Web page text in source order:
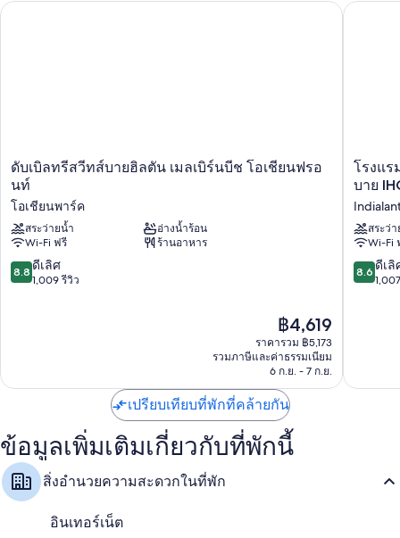
ผู้เข้าพักต่างชื่นชอบทำเลใกล้ชายหาด สระว่ายน้ำ และพนักงานที่ให้
ความช่วยเหลือที่ดี
สิ่งอำนวยความสะดวกในห้องพัก
ห้องพักทั้งหมด 206 ห้องมีบริการที่สะดวกสบาย เช่น เครื่องนอนระดับ
พรีเมียม และตัวเลือกหมอนชนิดต่างๆ รวมถึงสิทธิพิเศษอย่าง พื้นที่ทำงาน
แบบใช้แล็ปท็อป และเครื่องปรับอากาศ ผู้เข้าพักต่างรีวิวว่าชื่นชอบห้องพักที่
ห้องน้ำพร้อมอ่างอาบน้ำหรือฝักบัวและของใช้ในห้องน้ำฟรี
ทีวีความละเอียดสูง 37 นิ้ว พร้อม ช่องทีวีพรีเมียม
ตู้เสื้อผ้า, ตู้เย็น และเครื่องชงกาแฟ/ชา
ดับเบิล
ทรี
สวี
ทส์
บาย
ฮิล
ตัน
เมล
นท์
นพาร์ค
ดับเบิลทรีสวีทส์บายฮิลตัน เมลเบิร์นบีช โอเชียนฟรอ
นท์
โอเชียนพาร์ค
สระว่ายน้ำ
อ่างน้ำร้อน
Wi-Fi ฟรี
ร้านอาหาร
8.8
จาก
8.8 ดีเลิศ
1,009 รีวิว
ราคา
ปัจจุบัน
คือ
฿4,619
฿4,619
ราคารวม ฿5,173
รวมภาษีและค่าธรรมเนียม
6 ก.ย. - 7 ก.ย.
ดับเบิลทรีสวีทส์บายฮิลตัน เมลเบิร์นบีช โอเชียนฟรอนท์
โรงแรม
ครา
พลาซ่า
เมล
เบิร์น
-
โอ
โรงแร
บาย
สระว่
Wi-Fi
8.6
จาก
8.6 ดีเลิ
โรงแรม
เปรียบเทียบที่พักที่คล้ายกัน
ข้อมูลเพิ่มเติมเกี่ยวกับที่พักนี้
สิ่งอำนวยความสะดวกในที่พัก
อินเทอร์เน็ต